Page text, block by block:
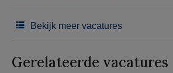
Bekijk meer vacatures
Gerelateerde vacatures